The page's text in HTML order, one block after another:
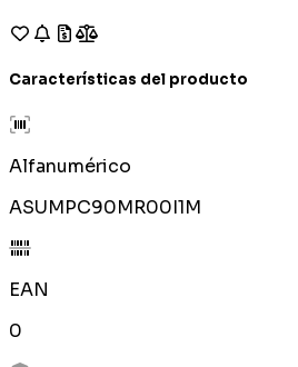
Características del producto
Alfanumérico
ASUMPC90MR00I1M
EAN
0